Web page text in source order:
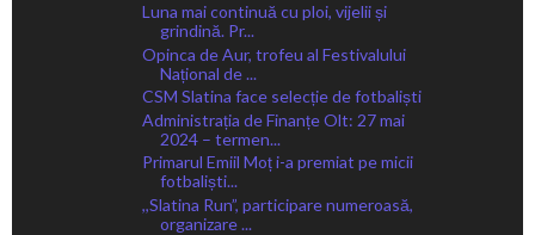
Luna mai continuă cu ploi, vijelii și
grindină. Pr...
Opinca de Aur, trofeu al Festivalului
Național de ...
CSM Slatina face selecție de fotbaliști
Administrația de Finanțe Olt: 27 mai
2024 – termen...
Primarul Emiil Moț i-a premiat pe micii
fotbaliști...
,,Slatina Run”, participare numeroasă,
organizare ...